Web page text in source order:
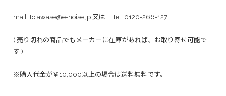
mail: toiawase@e-noise.jp 又は tel: 0120-266-127
( 売り切れの商品でもメーカーに在庫があれば、お取り寄せ可能で
す )
※購入代金が￥10,000以上の場合は送料無料です。